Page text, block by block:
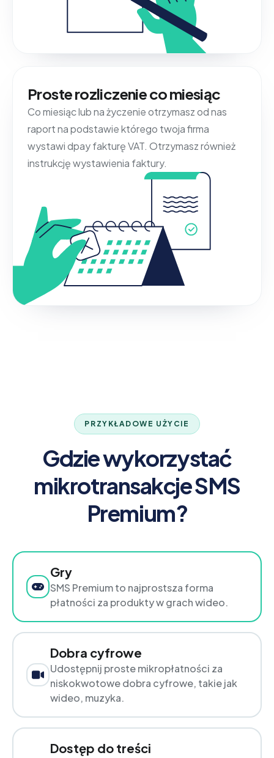
Proste rozliczenie co miesiąc
Co miesiąc lub na życzenie otrzymasz od nas
raport na podstawie którego twoja firma
wystawi dpay fakturę VAT. Otrzymasz również
instrukcję wystawienia faktury.
PRZYKŁADOWE UŻYCIE
Gdzie wykorzystać
mikrotransakcje SMS
Premium?
Gry
SMS Premium to najprostsza forma
płatności za produkty w grach wideo.
Dobra cyfrowe
Udostępnij proste mikropłatności za
niskokwotowe dobra cyfrowe, takie jak
wideo, muzyka.
Dostęp do treści